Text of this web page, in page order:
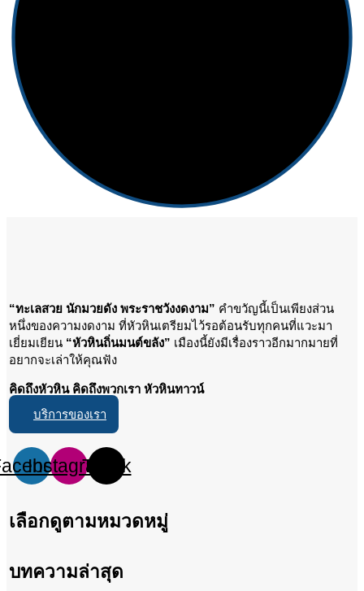
“ทะเลสวย นักมวยดัง พระราชวังงดงาม” คำขวัญนี้เป็นเพียงส่วน
หนึ่งของความงดงาม ที่หัวหินเตรียมไว้รอต้อนรับทุกคนที่แวะมา
เยี่ยมเยียน “หัวหินถิ่นมนต์ขลัง” เมืองนี้ยังมีเรื่องราวอีกมากมายที่
อยากจะเล่าให้คุณฟัง
คิดถึงหัวหิน คิดถึงพวกเรา หัวหินทาวน์
บริการของเรา
InstagramTiktok
เลือกดูตามหมวดหมู่
บทความล่าสุด